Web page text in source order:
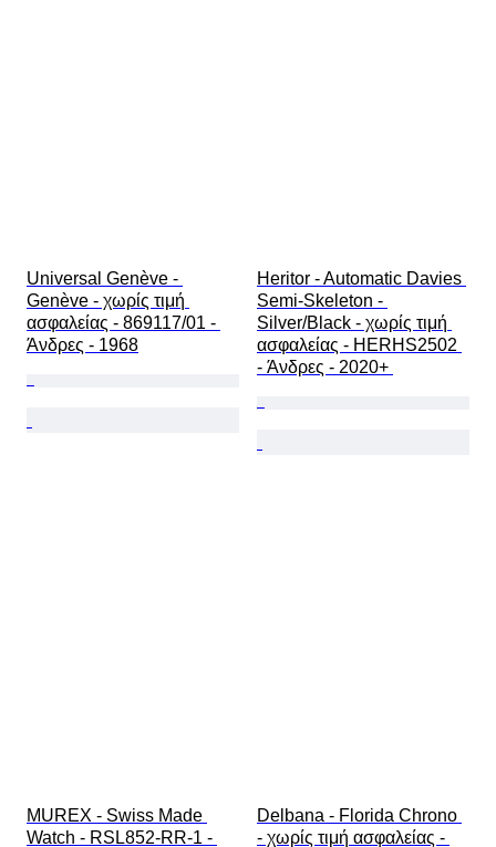
Universal Genève -
Genève - χωρίς τιμή
ασφαλείας - 869117/01 -
Άνδρες - 1968
Heritor - Automatic Davies
Semi-Skeleton -
Silver/Black - χωρίς τιμή
ασφαλείας - HERHS2502
- Άνδρες - 2020+
MUREX - Swiss Made
Watch - RSL852-RR-1 -
Delbana - Florida Chrono
- χωρίς τιμή ασφαλείας -